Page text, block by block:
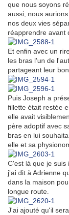
que nous soyons
aussi, nous
nos deux vies
réapprendre avant
Et enfin avec un
les bras l'un de
partageant leur
Puis Joseph a
fillette était restée
elle avait
père adoptif avec
bras en lui
elle et sa
C'est là que je
j'ai dit à Adrienne
dans la maison
longue route.
J'ai ajouté qu'il